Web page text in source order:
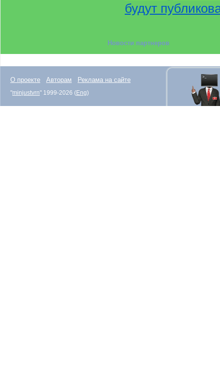
будут
Новости партнеров
О проекте Авторам Реклама на сайте
"minjustvrn" 1999-2026 (Eng)